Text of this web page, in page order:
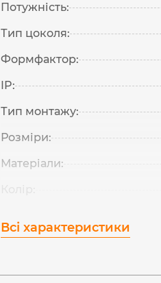
Потужність:
Тип цоколя:
Формфактор:
IP:
Тип монтажу:
Розміри:
Матеріали:
Всі характеристики